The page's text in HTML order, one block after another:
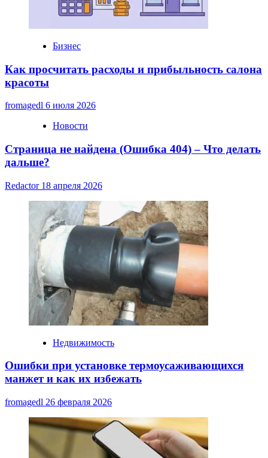
Бизнес
Как просчитать расходы и прибыльность салона
красоты
fromagedl 6 июля 2026
Новости
Страница не найдена (Ошибка 404) – Что делать
дальше?
Redactor 18 апреля 2026
Недвижимость
Ошибки при установке термоусаживающихся
манжет и как их избежать
fromagedl 26 февраля 2026